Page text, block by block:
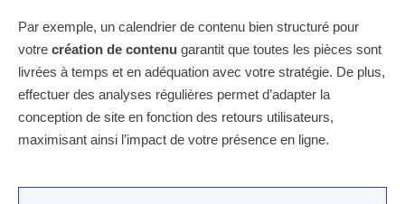
Par exemple, un calendrier de contenu bien structuré pour
votre création de contenu garantit que toutes les pièces sont
livrées à temps et en adéquation avec votre stratégie. De plus,
effectuer des analyses régulières permet d’adapter la
conception de site en fonction des retours utilisateurs,
maximisant ainsi l’impact de votre présence en ligne.